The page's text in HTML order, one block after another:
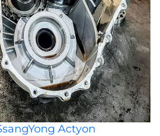
Actyon